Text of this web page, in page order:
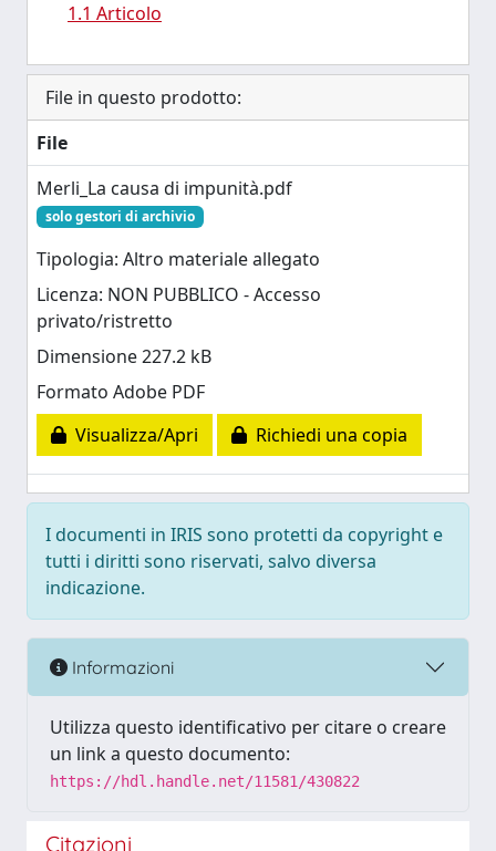
1.1 Articolo
File in questo prodotto:
File
Merli_La causa di impunità.pdf
solo gestori di archivio
Tipologia: Altro materiale allegato
Licenza: NON PUBBLICO - Accesso
privato/ristretto
Dimensione 227.2 kB
Formato Adobe PDF
Visualizza/Apri
Richiedi una copia
I documenti in IRIS sono protetti da copyright e
tutti i diritti sono riservati, salvo diversa
indicazione.
Informazioni
Utilizza questo identificativo per citare o creare
un link a questo documento:
https://hdl.handle.net/11581/430822
Citazioni